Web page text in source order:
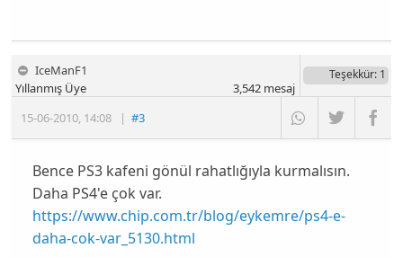
IceManF1
15-06-2010, 14:08 |#3
Yıllanmış Üye
Teşekkür: 1
3,542mesaj
Bence PS3 kafeni gönül rahatlığıyla kurmalısın.
Daha PS4'e çok var.
https://www.chip.com.tr/blog/eykemre/ps4-e-
daha-cok-var_5130.html